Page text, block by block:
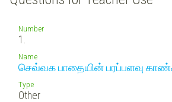
Number
1.
Name
செவ்வக பாதையின் பரப்பளவு
Type
Other